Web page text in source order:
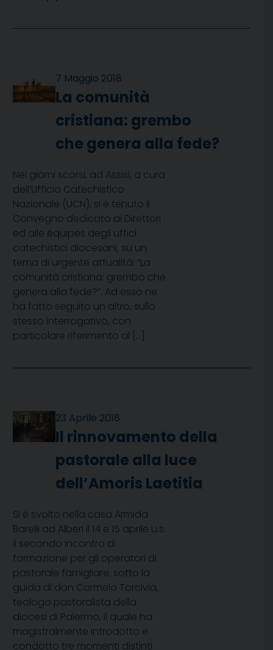
7 Maggio 2018
La comunità
cristiana: grembo
che genera alla fede?
Nei giorni scorsi, ad Assisi, a cura
dell’Ufficio Catechistico
Nazionale (UCN), si è tenuto il
Convegno dedicato ai Direttori
ed alle équipes degli uffici
catechistici diocesani, su un
tema di urgente attualità: “La
comunità cristiana: grembo che
genera alla fede?”. Ad esso ne
ha fatto seguito un altro, sullo
stesso interrogativo, con
particolare riferimento al […]
23 Aprile 2018
Il rinnovamento della
pastorale alla luce
dell’Amoris Laetitia
Si è svolto nella casa Armida
Barelli ad Alberi il 14 e 15 aprile u.s.
il secondo incontro di
formazione per gli operatori di
pastorale famigliare, sotto la
guida di don Carmelo Torcivia,
teologo pastoralista della
diocesi di Palermo, il quale ha
magistralmente introdotto e
condotto tre momenti distinti